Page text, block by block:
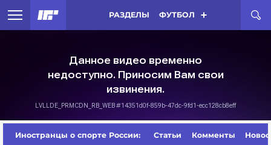
РАЗДЕЛЫ ФУТБОЛ
Иностранцы о спорте России: Статьи Комменты